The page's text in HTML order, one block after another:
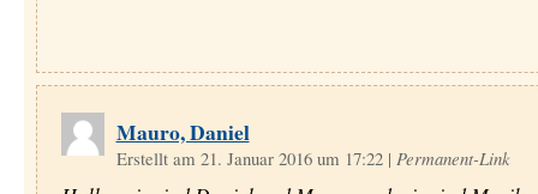
Mauro, Daniel
Erstellt am 21. Januar 2016 um 17:22 | Permanent-Link